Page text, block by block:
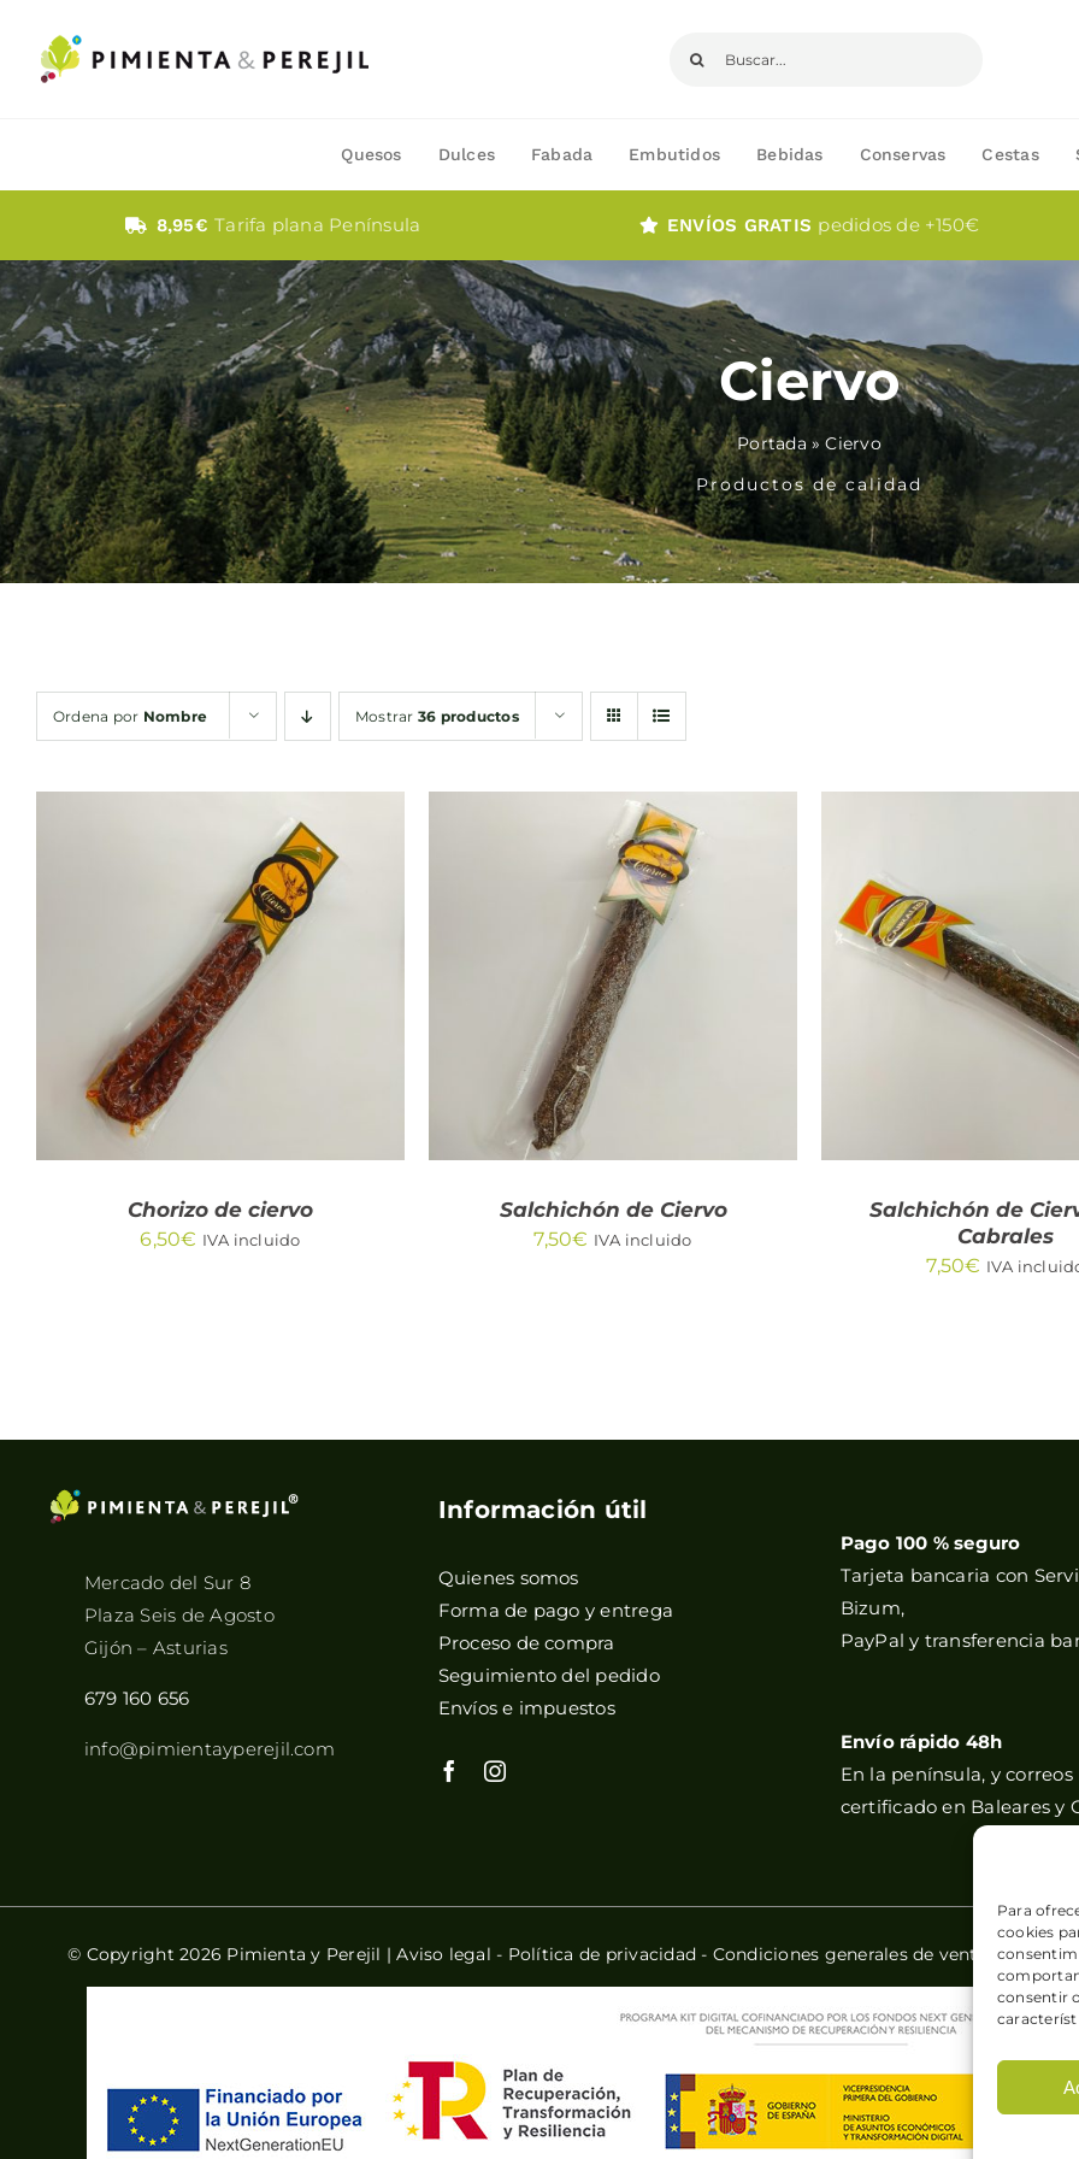
Para
cookies
consentir
contenido
Quesos Dulces Fabada Embutidos Bebidas Conservas Cestas
8,95€Tarifa plana Península ENVÍOS GRATIS pedidos de +150€
Ciervo
Portada »Ciervo
Productos de calidad
Ordena por Nombre Mostrar 36 productos
AÑADIR AL CARRITO
QUICK VIEW
Chorizo de ciervo
6,50€ IVA incluido
AÑADIR AL CARRITO
QUICK VIEW
Salchichón de Ciervo
7,50€ IVA incluido
AÑADIR AL CARRITO
QUICK VIEW
Salchichón de
Cabrales
7,50€ IVA
Mercado del Sur 8
Plaza Seis de Agosto
Gijón – Asturias
679 160 656
info@pimientayperejil.com
Información útil
Quienes somos
Forma de pago y entrega
Proceso de compra
Seguimiento del pedido
Envíos e impuestos
Pago 100 % seguro
Tarjeta bancaria con
Bizum,
PayPal y transferencia
Envío rápido 48h
En la península, y correos
certificado en Baleares y
© Copyright 2026 Pimienta y Perejil |Aviso legal - Política de privacidad- Condiciones generales de venta -Política